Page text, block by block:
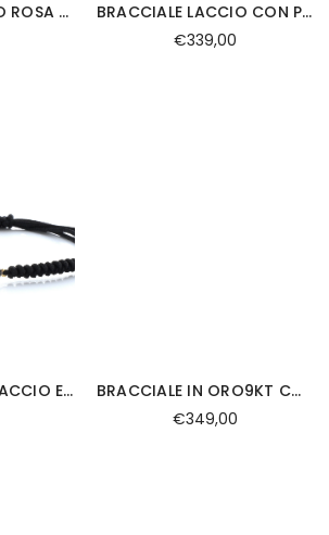
BRACCIALE IN ORO ROSA CON SMERALDINO CENTRALE IN ORO ROSA
BRACCIALE LACCIO CON PUNTO LUCE DI ZAFFIRO IN ORO ROSA
€339,00
BRACCIALE CON LACCIO E SCRITTA IN ORO 18KT E DIAMANTI
BRACCIALE IN ORO9KT CON TARGA, EMATITE DIAMANTI
€349,00